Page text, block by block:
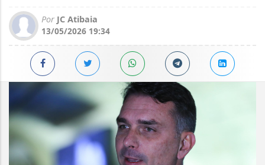
Por JC Atibaia
13/05/2026 19:34